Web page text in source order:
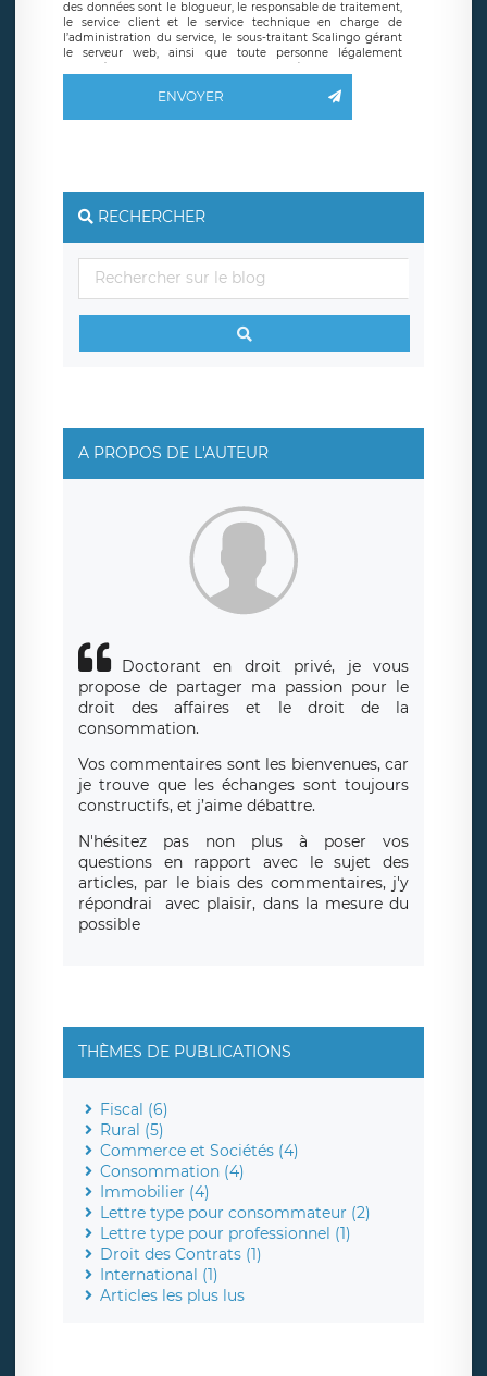
des données sont le blogueur, le responsable de traitement,
le service client et le service technique en charge de
l’administration du service, le sous-traitant Scalingo gérant
le serveur web, ainsi que toute personne légalement
autorisée. Le formulaire de contact à destination du
basé en France et offrant des
clauses de protection
limitation du traitement relatif à vos données à caractère
personnel, ainsi que d’un droit à la portabilité de vos
données. Vous pouvez exercer ces droits auprès du délégué
de traitement est la société LÉGAVOX, sis 9 rue Léopold
Sédar Senghor, joignable à l’adresse mail :
responsabledetraitement@legavox.fr. Vous avez également
le droit d’introduire une réclamation auprès d’une autorité
ENVOYER
RECHERCHER
A PROPOS DE L'AUTEUR
Doctorant en droit privé, je vous
propose de partager ma passion pour le
droit des affaires et le droit de la
consommation.
Vos commentaires sont les bienvenues, car
je trouve que les échanges sont toujours
constructifs, et j’aime débattre.
N'hésitez pas non plus à poser vos
questions en rapport avec le sujet des
articles, par le biais des commentaires, j'y
répondrai avec plaisir, dans la mesure du
possible
THÈMES DE PUBLICATIONS
Fiscal (6)
Rural (5)
Commerce et Sociétés (4)
Consommation (4)
Immobilier (4)
Lettre type pour consommateur (2)
Lettre type pour professionnel (1)
Droit des Contrats (1)
International (1)
Articles les plus lus